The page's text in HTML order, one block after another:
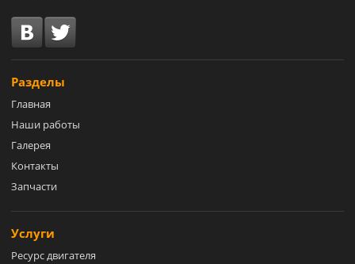
Разделы
Главная
Наши работы
Галерея
Контакты
Запчасти
Услуги
Ресурс двигателя